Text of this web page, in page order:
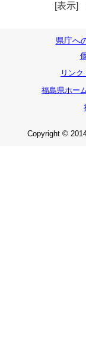
[表示]
県庁へ
リン
福島県ホー
Copyright ©